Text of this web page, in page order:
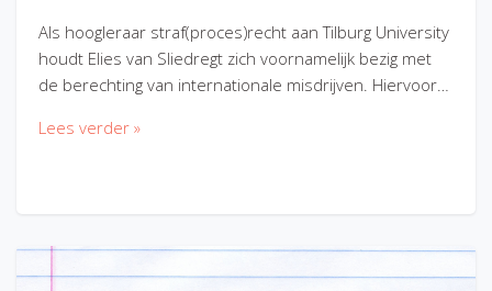
Als hoogleraar straf(proces)recht aan Tilburg University
houdt Elies van Sliedregt zich voornamelijk bezig met
de berechting van internationale misdrijven. Hiervoor…
Lees verder »